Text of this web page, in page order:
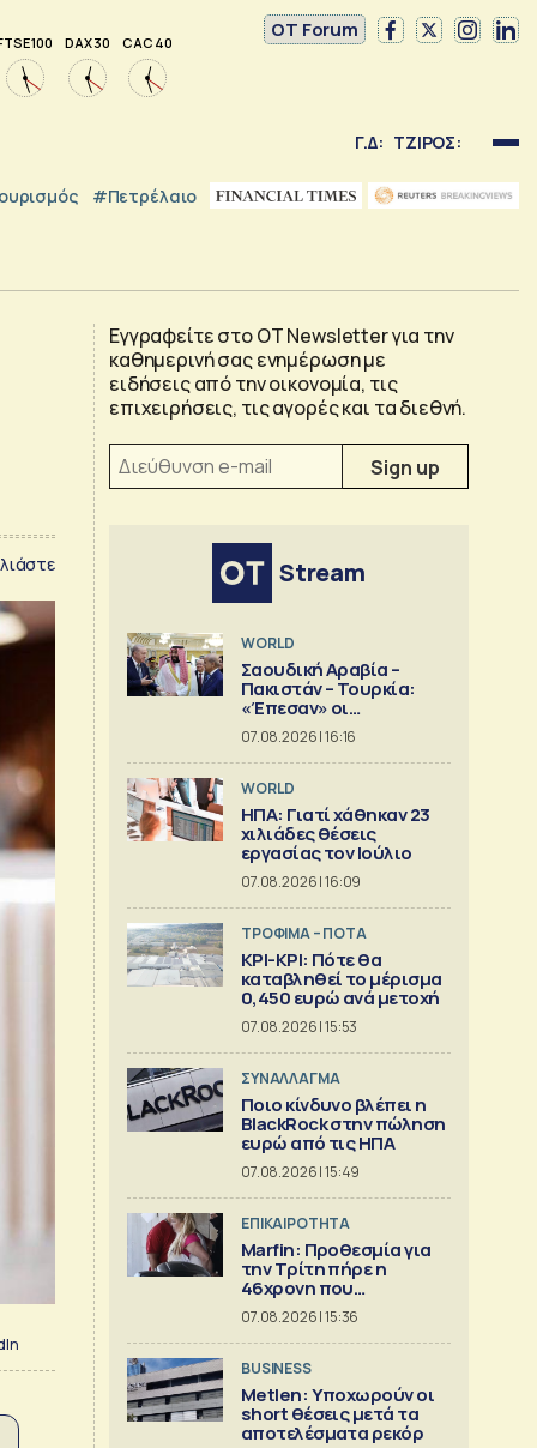
100 DAX 30 CAC 40
OT Forum
Γ.Δ: ΤΖΙΡΟΣ:
#Πετρέλαιο
Εγγραφείτε στο OT Newsletter για την
καθημερινή σας ενημέρωση με
ειδήσεις από την οικονομία, τις
επιχειρήσεις, τις αγορές και τα διεθνή.
Stream
WORLD
Σαουδική Αραβία –
Πακιστάν – Τουρκία:
«Έπεσαν» οι
υπογραφές στην «κοινή
αμυντική συμφωνία της
Μέκκας»
07.08.2026 | 16:16
WORLD
ΗΠΑ: Γιατί χάθηκαν 23
χιλιάδες θέσεις
εργασίας τον Ιούλιο
07.08.2026 | 16:09
ΤΡΟΦΙΜΑ – ΠΟΤΑ
ΚΡΙ-ΚΡΙ: Πότε θα
καταβληθεί το μέρισμα
0,450 ευρώ ανά μετοχή
07.08.2026 | 15:53
ΣΥΝΑΛΛΑΓΜΑ
Ποιο κίνδυνο βλέπει η
BlackRock στην πώληση
ευρώ από τις ΗΠΑ
07.08.2026 | 15:49
ΕΠΙΚΑΙΡΟΤΗΤΑ
Marfin: Προθεσμία για
την Τρίτη πήρε η
46χρονη που
κατηγορείται για τον
εμπρησμό
07.08.2026 | 15:36
BUSINESS
Metlen: Υποχωρούν οι
short θέσεις μετά τα
αποτελέσματα ρεκόρ